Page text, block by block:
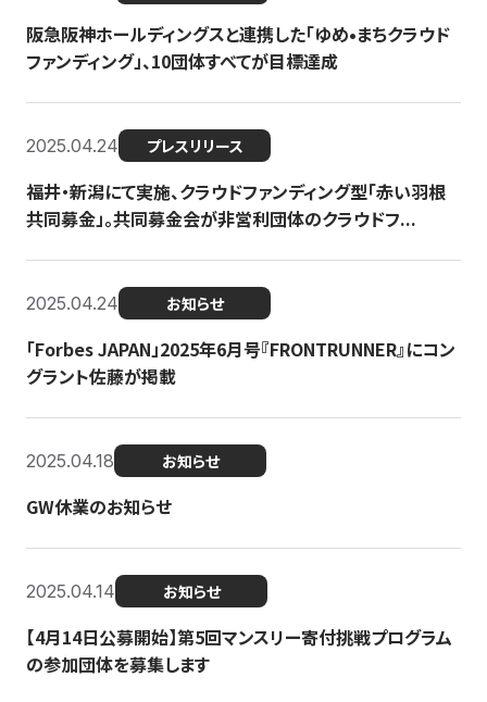
阪急阪神ホールディングスと連携した「ゆめ•まちクラウド
ファンディング」、10団体すべてが目標達成
2025.04.24 プレスリリース
福井・新潟にて実施、クラウドファンディング型「赤い羽根
共同募金」。共同募金会が非営利団体のクラウドフ...
2025.04.24 お知らせ
「Forbes JAPAN」2025年6月号『FRONTRUNNER』にコン
グラント佐藤が掲載
2025.04.18 お知らせ
GW休業のお知らせ
2025.04.14 お知らせ
【4月14日公募開始】第5回マンスリー寄付挑戦プログラム
の参加団体を募集します